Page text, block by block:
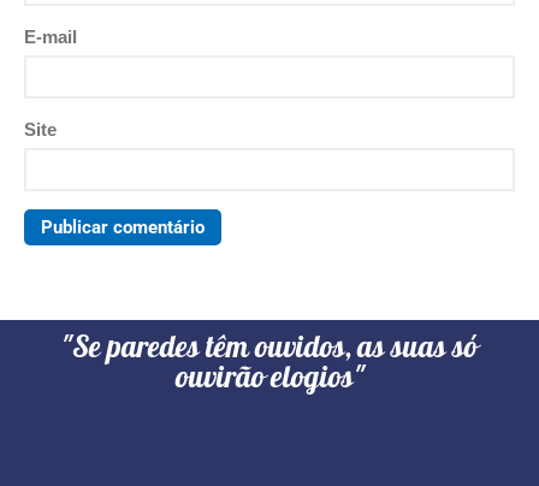
E-mail
Site
"Se paredes têm ouvidos, as suas só
ouvirão elogios"